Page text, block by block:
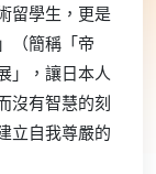
留學生，更是
（簡稱「帝
」，讓日本人
沒有智慧的刻
立自我尊嚴的